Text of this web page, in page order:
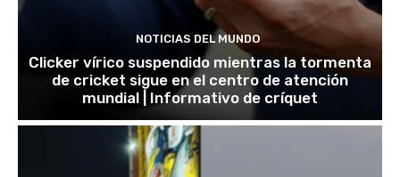
NOTICIAS DEL MUNDO
Clicker vírico suspendido mientras la tormenta
de cricket sigue en el centro de atención
mundial | Informativo de críquet